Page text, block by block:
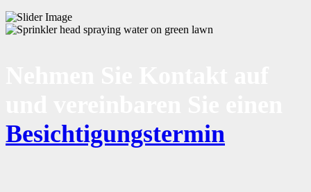
Besichtigungstermin